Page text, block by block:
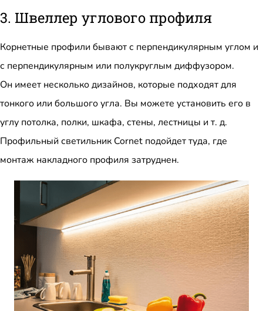
3. Швеллер углового профиля
Корнетные профили бывают с перпендикулярным углом и
с перпендикулярным или полукруглым диффузором.
Он имеет несколько дизайнов, которые подходят для
тонкого или большого угла. Вы можете установить его в
углу потолка, полки, шкафа, стены, лестницы и т. д.
Профильный светильник Cornet подойдет туда, где
монтаж накладного профиля затруднен.